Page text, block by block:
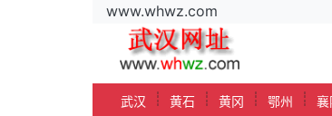
www.whwz.com
武汉 ┊ 黄石 ┊ 黄冈 ┊ 鄂州 ┊ 襄